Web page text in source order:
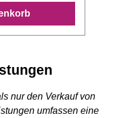
orange
majestätische
dieser
nur den Verkauf von
umfassen eine